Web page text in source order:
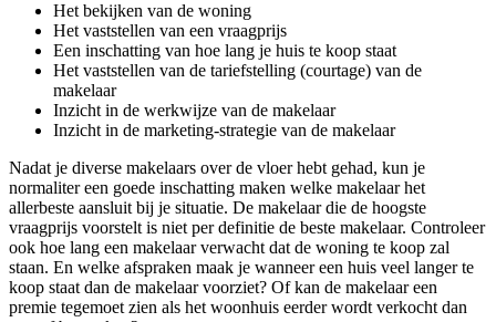
Het bekijken van de woning
Het vaststellen van een vraagprijs
Een inschatting van hoe lang je huis te koop staat
Het vaststellen van de tariefstelling (courtage) van de
makelaar
Inzicht in de werkwijze van de makelaar
Inzicht in de marketing-strategie van de makelaar
Nadat je diverse makelaars over de vloer hebt gehad, kun je
normaliter een goede inschatting maken welke makelaar het
allerbeste aansluit bij je situatie. De makelaar die de hoogste
vraagprijs voorstelt is niet per definitie de beste makelaar. Controleer
ook hoe lang een makelaar verwacht dat de woning te koop zal
staan. En welke afspraken maak je wanneer een huis veel langer te
koop staat dan de makelaar voorziet? Of kan de makelaar een
premie tegemoet zien als het woonhuis eerder wordt verkocht dan